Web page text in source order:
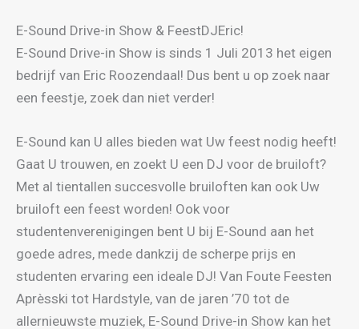
E-Sound Drive-in Show & FeestDJEric!
E-Sound Drive-in Show is sinds 1 Juli 2013 het eigen
bedrijf van Eric Roozendaal! Dus bent u op zoek naar
een feestje, zoek dan niet verder!
E-Sound kan U alles bieden wat Uw feest nodig heeft!
Gaat U trouwen, en zoekt U een DJ voor de bruiloft?
Met al tientallen succesvolle bruiloften kan ook Uw
bruiloft een feest worden! Ook voor
studentenverenigingen bent U bij E-Sound aan het
goede adres, mede dankzij de scherpe prijs en
studenten ervaring een ideale DJ! Van Foute Feesten
Aprèsski tot Hardstyle, van de jaren ’70 tot de
allernieuwste muziek, E-Sound Drive-in Show kan het